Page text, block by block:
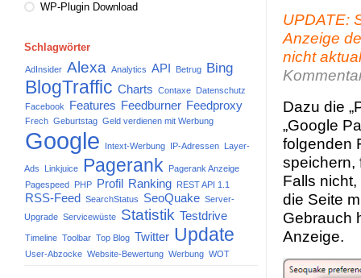
WP-Plugin Download
Schlagwörter
AdInsider Alexa Analytics API Betrug Bing
BlogTraffic Charts Contaxe Datenschutz
Facebook
Features Feedburner Feedproxy
Frech Geburtstag Geld verdienen mit Werbung
Google Intext-Werbung IP-Adressen Layer-
Ads Linkjuice Pagerank
Pagerank Anzeige
Pagespeed PHP Profil Ranking REST API 1.1
RSS-Feed SearchStatus SeoQuake Server-
Upgrade Servicewüste Statistik Testdrive
Timeline Toolbar Top Blog Twitter Update
User-Abzocke Website-Bewertung Werbung WOT
UPDATE:
Anzeige
nicht
Dazu die
„Google
folgenden
speichern,
Falls
die Seite
Gebrauch
Anzeige.